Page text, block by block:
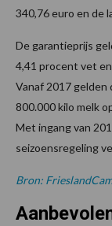
340,76 euro en de
De garantieprijs
4,41 procent vet
Vanaf 2017 gelden
800.000 kilo melk
Met ingang van
seizoensregeling
Bron: